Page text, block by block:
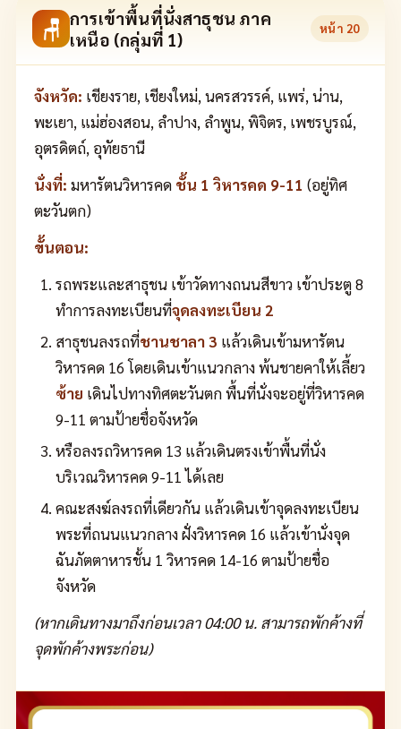
🪑 การเข้าพื้นที่นั่งสาธุชน ภาค
เหนือ (กลุ่มที่ 1)
หน้า 20
จังหวัด: เชียงราย, เชียงใหม่, นครสวรรค์, แพร่, น่าน,
พะเยา, แม่ฮ่องสอน, ลำปาง, ลำพูน, พิจิตร, เพชรบูรณ์,
อุตรดิตถ์, อุทัยธานี
นั่งที่: มหารัตนวิหารคด ชั้น 1 วิหารคด 9-11 (อยู่ทิศ
ตะวันตก)
ขั้นตอน:
รถพระและสาธุชน เข้าวัดทางถนนสีขาว เข้าประตู 8
ทำการลงทะเบียนที่จุดลงทะเบียน 2
สาธุชนลงรถที่ชานชาลา 3 แล้วเดินเข้ามหารัตน
วิหารคด 16 โดยเดินเข้าแนวกลาง พ้นชายคาให้เลี้ยว
ซ้าย เดินไปทางทิศตะวันตก พื้นที่นั่งจะอยู่ที่วิหารคด
9-11 ตามป้ายชื่อจังหวัด
หรือลงรถวิหารคด 13 แล้วเดินตรงเข้าพื้นที่นั่ง
บริเวณวิหารคด 9-11 ได้เลย
คณะสงฆ์ลงรถที่เดียวกัน แล้วเดินเข้าจุดลงทะเบียน
พระที่ถนนแนวกลาง ฝั่งวิหารคด 16 แล้วเข้านั่งจุด
ฉันภัตตาหารชั้น 1 วิหารคด 14-16 ตามป้ายชื่อ
จังหวัด
(หากเดินทางมาถึงก่อนเวลา 04:00 น. สามารถพักค้างที่
จุดพักค้างพระก่อน)